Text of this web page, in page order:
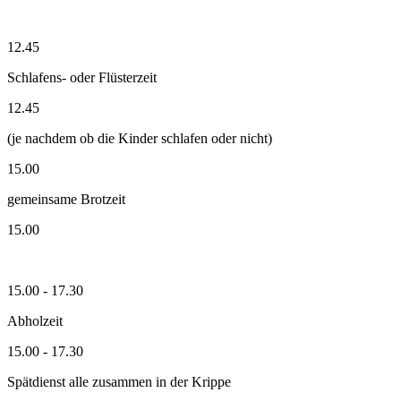
12.45
Schlafens- oder Flüsterzeit
12.45
(je nachdem ob die Kinder schlafen oder nicht)
15.00
gemeinsame Brotzeit
15.00
15.00 - 17.30
Abholzeit
15.00 - 17.30
Spätdienst alle zusammen in der Krippe